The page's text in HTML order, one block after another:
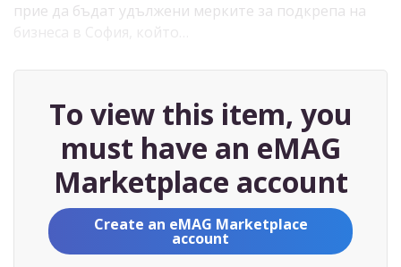
прие да бъдат удължени мерките за подкрепа на
бизнеса в София, който…
To view this item, you
must have an eMAG
Marketplace account
Create an eMAG Marketplace
account